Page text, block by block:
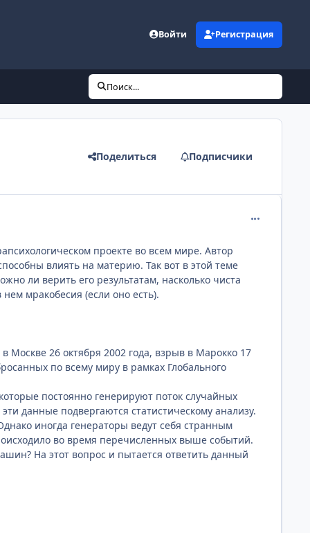
Войти Регистрация
Поиск...
Поделиться Подписчики
проекте во всем мире. Автор
влиять на материю. Так вот в этой теме
ли верить его результатам, насколько чиста
мракобесия (если оно есть).
Москве 26 октября 2002 года, взрыв в Марокко 17
по всему миру в рамках Глобального
постоянно генерируют поток случайных
данные подвергаются статистическому анализу.
иногда генераторы ведут себя странным
во время перечисленных выше событий.
На этот вопрос и пытается ответить данный